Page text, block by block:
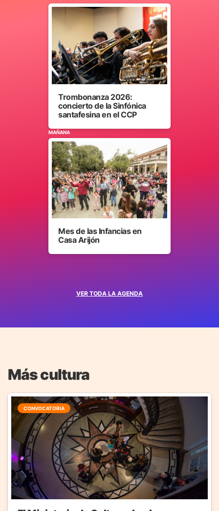
VER TODA LA AGENDA
Trombonanza 2026:
concierto de la Sinfónica
santafesina en el CCP
MAÑANA
Mes de las Infancias en
Casa Arijón
Más cultura
CONVOCATORIA